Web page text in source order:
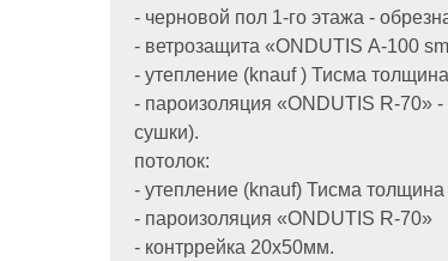
- черновой пол 1-го этажа -
- ветрозащита «ONDUTIS А-100
- утепление (knauf ) Тисма
- пароизоляция «ONDUTIS R-70»
сушки).
потолок:
- утепление (knauf) Тисма
- пароизоляция «ONDUTIS R-70»
- контррейка 20х50мм.